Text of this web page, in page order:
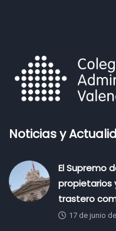
Noticias y
El Supremo
propietarios
trastero
17 de junio